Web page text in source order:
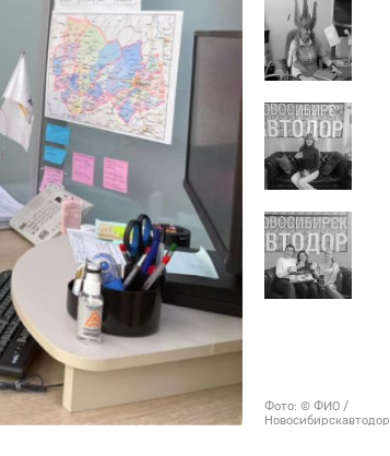
Фото: © ФИО /
Новосибирскавтодор